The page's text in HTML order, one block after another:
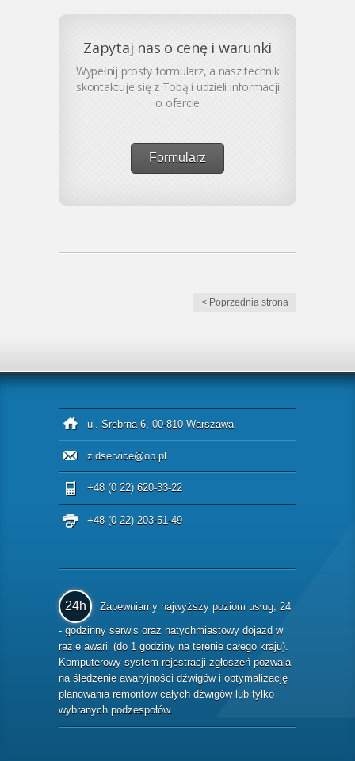
Zapytaj nas o cenę i warunki
Wypełnij prosty formularz, a nasz technik
skontaktuje się z Tobą i udzieli informacji
o ofercie
Formularz
< Poprzednia strona
ul. Srebrna 6, 00-810 Warszawa
zidservice@op.pl
+48 (0 22) 620-33-22
+48 (0 22) 203-51-49
24h
Zapewniamy najwyższy poziom usług, 24
- godzinny serwis oraz natychmiastowy dojazd w
razie awarii (do 1 godziny na terenie całego kraju).
Komputerowy system rejestracji zgłoszeń pozwala
na śledzenie awaryjności dźwigów i optymalizację
planowania remontów całych dźwigów lub tylko
wybranych podzespołów.